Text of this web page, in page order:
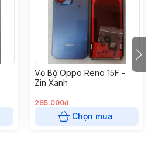
Vỏ Bộ Oppo Reno 15F -
Zin Xanh
285.000đ
Chọn mua